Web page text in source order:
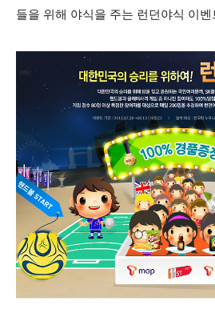
들을 위해 야식을 주는 런던야식 이